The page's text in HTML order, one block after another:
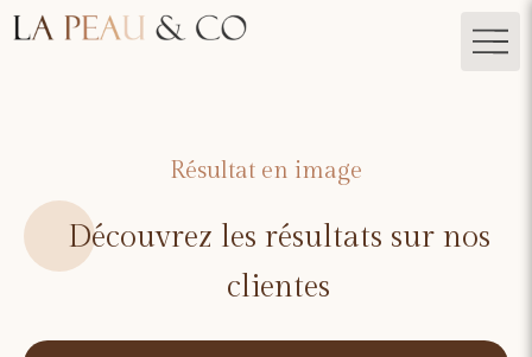
Résultat en image
Découvrez les résultats sur nos
clientes